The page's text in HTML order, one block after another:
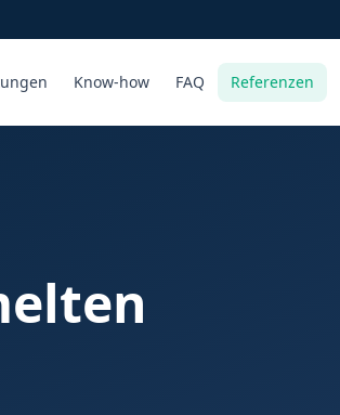
Know-how FAQ Referenzen